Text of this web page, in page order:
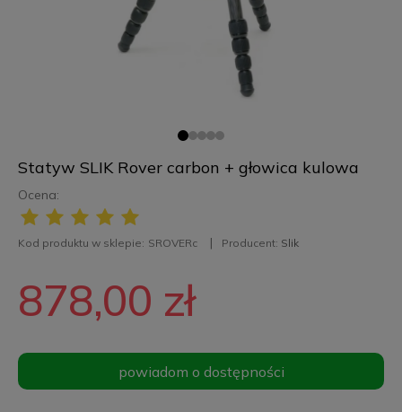
Statyw SLIK Rover carbon + głowica kulowa
Ocena:
Kod produktu w sklepie: SROVERc Producent: Slik
878,00 zł
powiadom o dostępności